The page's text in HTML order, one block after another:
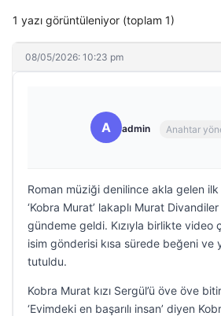
1 yazı görüntüleniyor (toplam 1)
08/05/2026: 10:23 pm
A admin Anahtar
Roman müziği denilince akla gelen
‘Kobra Murat’ lakaplı Murat Divandiler
gündeme geldi. Kızıyla birlikte video
isim gönderisi kısa sürede beğeni ve
tutuldu.
Kobra Murat kızı Sergül’ü öve öve
‘Evimdeki en başarılı insan’ diyen